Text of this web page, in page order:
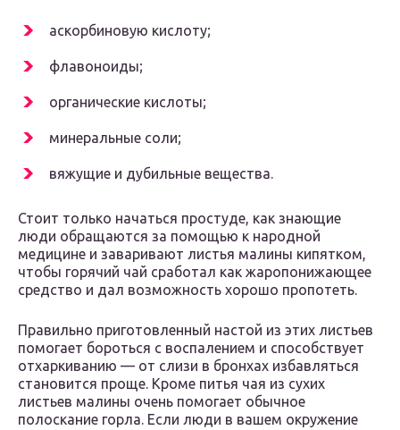
аскорбиновую кислоту;
флавоноиды;
органические кислоты;
минеральные соли;
вяжущие и дубильные вещества.
Стоит только начаться простуде, как знающие
люди обращаются за помощью к народной
медицине и заваривают листья малины кипятком,
чтобы горячий чай сработал как жаропонижающее
средство и дал возможность хорошо пропотеть.
Правильно приготовленный настой из этих листьев
помогает бороться с воспалением и способствует
отхаркиванию — от слизи в бронхах избавляться
становится проще. Кроме питья чая из сухих
листьев малины очень помогает обычное
полоскание горла. Если люди в вашем окружение